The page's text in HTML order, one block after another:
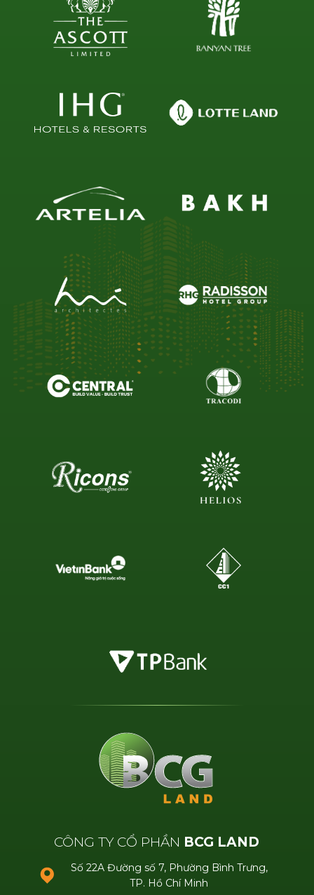
CÔNG TY CỔ PHẦN BCG LAND
Số 22A Đường số 7, Phường Bình Trưng,
TP. Hồ Chí Minh
Họ và tên (*)
Email (*)
GỬI THÔNG TIN